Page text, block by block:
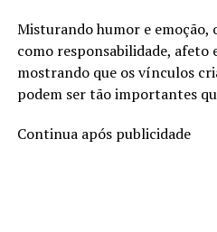
Misturando humor e emoção,
como responsabilidade, afeto
mostrando que os vínculos
podem ser tão importantes
Continua após publicidade